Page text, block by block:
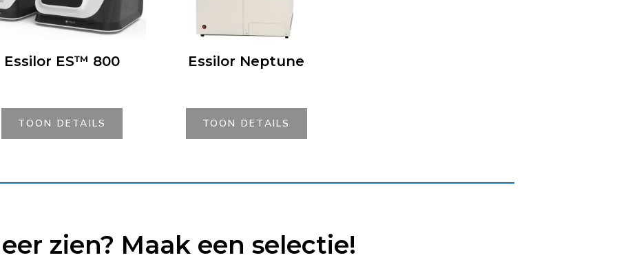
Essilor ES™ 800
TOON DETAILS
Essilor Neptune
TOON DETAILS
zien? Maak een selectie!